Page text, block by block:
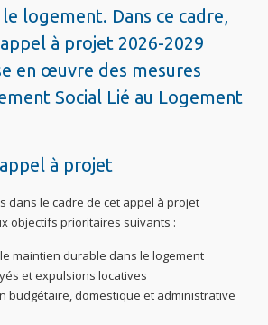
logement. Dans ce cadre,
à projet 2026-2029
en œuvre des mesures
Social Lié au Logement
à projet
dans le cadre de cet appel à projet
objectifs prioritaires suivants :
le maintien durable dans le logement
et expulsions locatives
budgétaire, domestique et administrative